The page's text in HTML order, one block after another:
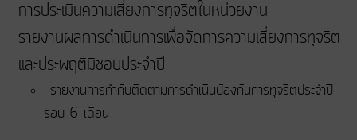
การประเมินความเสี่ยงการทุจริตในหน่วยงาน
รายงานผลการดำเนินการเพื่อจัดการความเสี่ยงการทุจริต
และประพฤติมิชอบประจำปี
รายงานการกำกับติดตามการดำเนินป้องกันการทุจริตประจำปี
รอบ 6 เดือน